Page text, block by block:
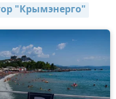
"Крымэнерго"